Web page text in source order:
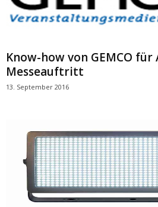
Know-how von GEMCO für
Messeauftritt
13. September 2016